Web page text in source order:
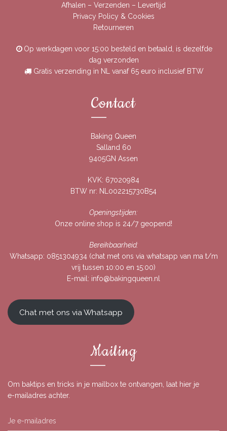
Afhalen – Verzenden – Levertijd
Privacy Policy & Cookies
Retourneren
Op werkdagen voor 15:00 besteld en betaald, is dezelfde
dag verzonden
Gratis verzending in NL vanaf 65 euro inclusief BTW
Contact
Baking Queen
Salland 60
9405GN Assen
KVK: 67020984
BTW nr: NL002215730B54
Openingstijden:
Onze online shop is 24/7 geopend!
Bereikbaarheid:
Whatsapp: 0851304934(chat met ons via whatsapp van ma t/m
vrij tussen 10:00 en 15:00)
E-mail: info@bakingqueen.nl
Chat met ons via Whatsapp
Mailing
Om baktips en tricks in je mailbox te ontvangen, laat hier je
e-mailadres achter.